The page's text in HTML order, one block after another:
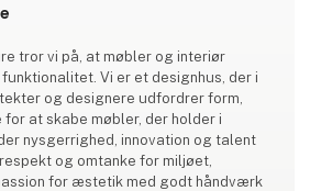
tror vi på, at møbler og interiør
Vi er et designhus, der i
og designere udfordrer form,
at skabe møbler, der holder i
nysgerrighed, innovation og talent
og omtanke for miljøet,
for æstetik med godt håndværk